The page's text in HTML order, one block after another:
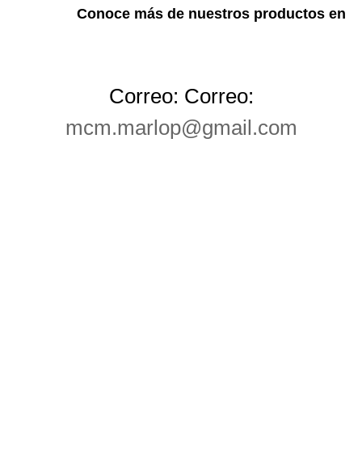
Conoce más de nuestros productos en
Correo: Correo:
mcm.marlop@gmail.com